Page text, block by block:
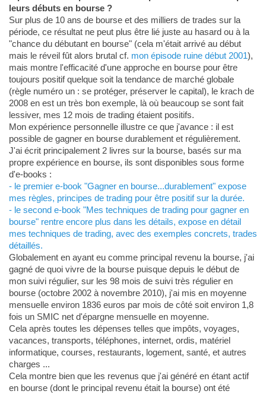
leurs débuts en bourse ?
Sur plus de 10 ans de bourse et des milliers de trades sur la
période, ce résultat ne peut plus être lié juste au hasard ou à la
"chance du débutant en bourse" (cela m'était arrivé au début
mais le réveil fût alors brutal cf. mon épisode ruine début 2001),
mais montre l'efficacité d'une approche en bourse pour être
toujours positif quelque soit la tendance de marché globale
(règle numéro un : se protéger, préserver le capital), le krach de
2008 en est un très bon exemple, là où beaucoup se sont fait
lessiver, mes 12 mois de trading étaient positifs.
Mon expérience personnelle illustre ce que j'avance : il est
possible de gagner en bourse durablement et régulièrement.
J'ai écrit principalement 2 livres sur la bourse, basés sur ma
propre expérience en bourse, ils sont disponibles sous forme
d'e-books :
- le premier e-book "Gagner en bourse...durablement" expose
mes règles, principes de trading pour être positif sur la durée.
- le second e-book "Mes techniques de trading pour gagner en
bourse" rentre encore plus dans les détails, expose en détail
mes techniques de trading, avec des exemples concrets, trades
détaillés.
Globalement en ayant eu comme principal revenu la bourse, j'ai
gagné de quoi vivre de la bourse puisque depuis le début de
mon suivi régulier, sur les 98 mois de suivi très régulier en
bourse (octobre 2002 à novembre 2010), j'ai mis en moyenne
mensuelle environ 1836 euros par mois de côté soit environ 1,8
fois un SMIC net d'épargne mensuelle en moyenne.
Cela après toutes les dépenses telles que impôts, voyages,
vacances, transports, téléphones, internet, ordis, matériel
informatique, courses, restaurants, logement, santé, et autres
charges ...
Cela montre bien que les revenus que j'ai généré en étant actif
en bourse (dont le principal revenu était la bourse) ont été